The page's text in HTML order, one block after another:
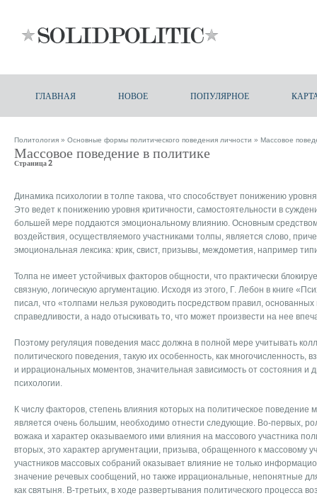
ГЛАВНАЯ НОВОЕ ПОПУЛЯРНОЕ
Политология » Основные формы политического поведения личности » Массовое
Массовое поведение в политике
Страница 2
Динамика психологии в толпе такова, что способствует понижению
Это ведет к понижению уровня критичности, самостоятельности в
большей мере поддаются эмоциональному влиянию. Основным средством
воздействия, осуществляемого участниками толпы, является слово,
эмоциональная лексика: крик, свист, призывы, междометия, например
Толпа не имеет устойчивых факторов общности, что практически
связную, логическую аргументацию. Исходя из этого, Г. Лебон в книге
писал, что «толпами нельзя руководить посредством правил, основанных
справедливости, а надо отыскивать то, что может произвести на нее
Поэтому регуляция поведения масс должна в полной мере учитывать
политического поведения, такую их особенность, как многочисленность,
и иррациональных моментов, значительная зависимость от состояния и
психологии.
К числу факторов, степень влияния которых на политическое поведение
является очень большим, необходимо отнести следующие. Во-первых,
вожака и характер оказываемого ими влияния на массового участника
вторых, это характер аргументации, призыва, обращенного к массовому
участников массовых собраний оказывает влияние не только
значение речевых сообщений, но также иррациональные, непонятные
как святыня. В-третьих, в ходе развертывания политического процесса